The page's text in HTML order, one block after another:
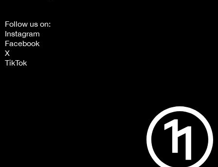
Follow us on:
Instagram
Facebook
X
TikTok